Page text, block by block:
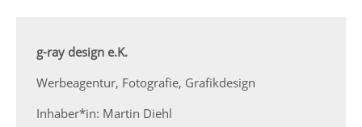
g-ray design e.K.
Werbeagentur, Fotografie, Grafikdesign
Inhaber*in: Martin Diehl